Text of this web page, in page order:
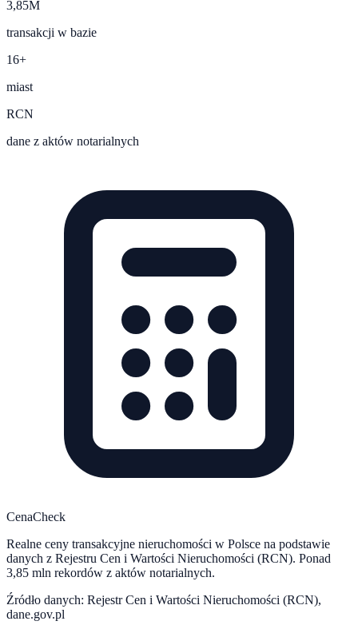
3,85M
transakcji w bazie
16+
miast
RCN
dane z aktów notarialnych
CenaCheck
Realne ceny transakcyjne nieruchomości w Polsce na podstawie
danych z Rejestru Cen i Wartości Nieruchomości (RCN). Ponad
3,85 mln rekordów z aktów notarialnych.
Źródło danych: Rejestr Cen i Wartości Nieruchomości (RCN),
dane.gov.pl